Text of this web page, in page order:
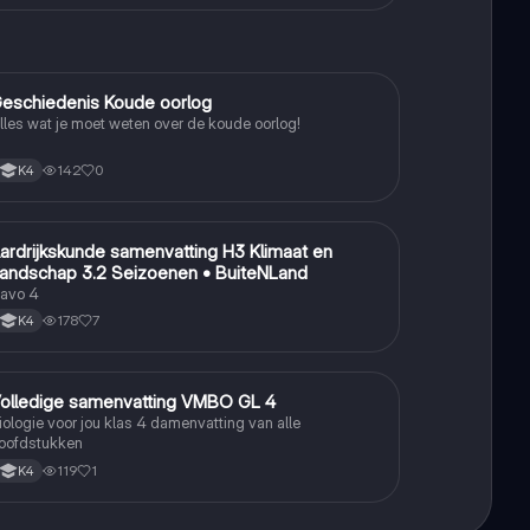
Geschiedenis Koude oorlog
wat je moet weten over de koude oorlog!
K4 142 0
Aardrijkskunde
samenvatting H3 Klimaat en
3.2 Seizoenen • BuiteNLand
4
K4 178 7
Biologie samenvatting VMBO GL 4
voor jou klas 4 damenvatting van alle
K4 119 1